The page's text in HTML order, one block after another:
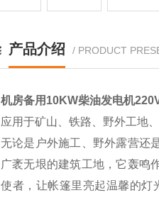
产品介绍 / PRODUCT
机房备用10KW柴油发电机
应用于矿山、铁路、野外工地
无论是户外施工、野外露营还
广袤无垠的建筑工地，它轰鸣
使者，让帐篷里亮起温馨的灯